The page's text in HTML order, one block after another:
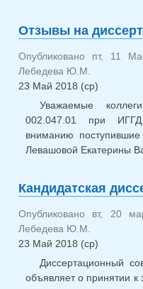
Отзывы на
Опубликовано пт, 11
Лебедева Ю.М.
23 Май 2018 (ср)
Уважаемые
002.047.01 при
вниманию
Левашовой Екатерины
Кандидатская
Опубликовано вт, 20
Лебедева Ю.М.
23 Май 2018 (ср)
Диссертационный
объявляет о принятии к